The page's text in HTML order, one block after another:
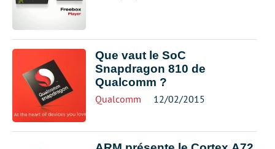
Que vaut le SoC
Snapdragon 810 de
Qualcomm ?
Qualcomm 12/02/2015